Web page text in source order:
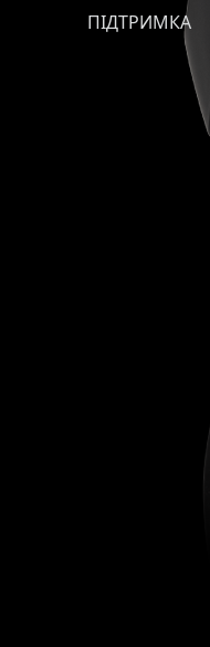
ПІДТРИМКА